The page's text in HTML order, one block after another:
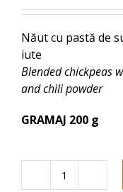
Năut cu pastă de
iute
Blended chickpeas
and chili powder
GRAMAJ 200 g
Cantitate